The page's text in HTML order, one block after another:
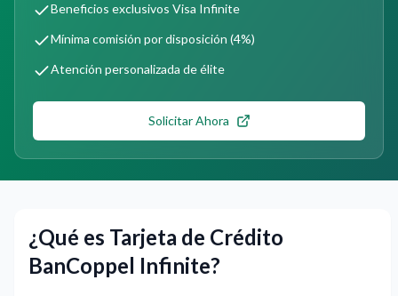
Beneficios exclusivos Visa Infinite
Mínima comisión por disposición (4%)
Atención personalizada de élite
Solicitar Ahora
¿Qué es Tarjeta de Crédito
BanCoppel Infinite?